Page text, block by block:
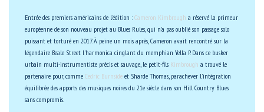
Entrée des premiers américains de l'édition : Cameron Kimbrough a réservé la primeur
européenne de son nouveau projet au Blues Rules, qui n'a pas oublié son passage solo
puissant et torturé en 2017. À peine un mois après, Cameron avait rencontré sur la
légendaire Beale Street l'harmonica cinglant du memphian Yella P. Dans ce busker
urbain multi-instrumentiste précis et sauvage, le petit-fils Kimbrough a trouvé le
partenaire pour, comme Cedric Burnside et Sharde Thomas, parachever l'intégration
équilibrée des apports des musiques noires du 21e siècle dans son Hill Country Blues
sans compromis.